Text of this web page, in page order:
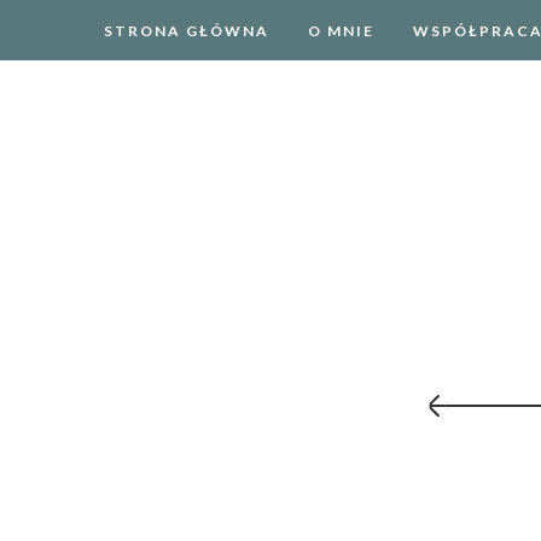
STRONA GŁÓWNA O MNIE